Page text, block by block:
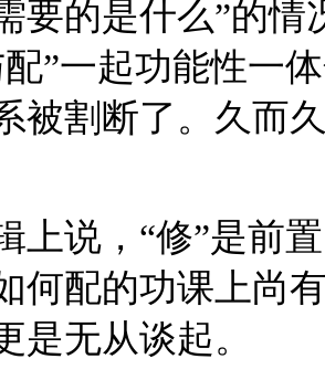
要的是什么”的情
”一起功能性一
被割断了。久而
上说，“修”是前
何配的功课上尚
是无从谈起。